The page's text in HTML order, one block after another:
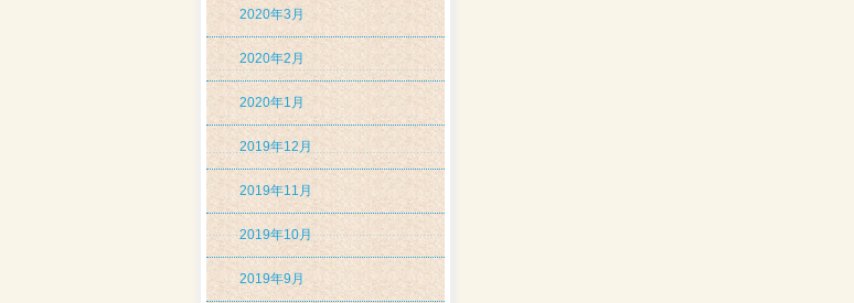
2020年3月
2020年2月
2020年1月
2019年12月
2019年11月
2019年10月
2019年9月